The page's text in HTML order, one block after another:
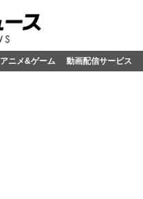
アニメ&ゲーム 動画配信サービス